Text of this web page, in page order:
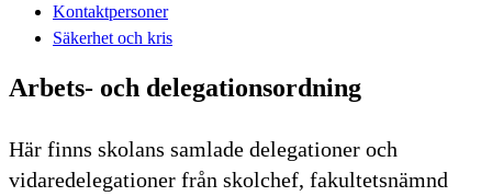
Kontaktpersoner
Säkerhet och kris
Arbets- och delegationsordning
Här finns skolans samlade delegationer och
vidaredelegationer från skolchef, fakultetsnämnd